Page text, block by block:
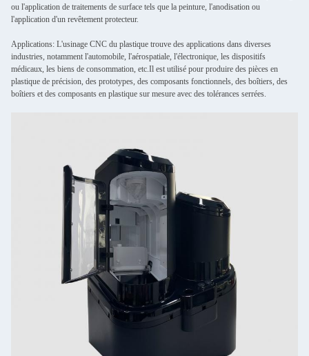
ou l'application de traitements de surface tels que la peinture, l'anodisation ou
l'application d'un revêtement protecteur.
Applications: L'usinage CNC du plastique trouve des applications dans diverses
industries, notamment l'automobile, l'aérospatiale, l'électronique, les dispositifs
médicaux, les biens de consommation, etc.Il est utilisé pour produire des pièces en
plastique de précision, des prototypes, des composants fonctionnels, des boîtiers, des
boîtiers et des composants en plastique sur mesure avec des tolérances serrées.